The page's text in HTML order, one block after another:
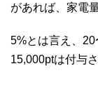
があれば、家電
5%とは言え、
15,000ptは付与さ